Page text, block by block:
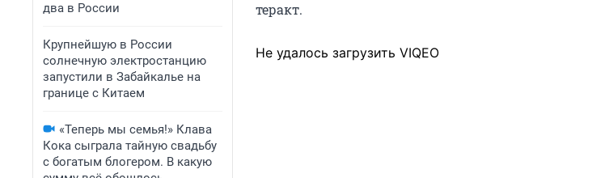
два в России
Крупнейшую в России
солнечную электростанцию
запустили в Забайкалье на
границе с Китаем
«Теперь мы семья!» Клава
Кока сыграла тайную свадьбу
с богатым блогером. В какую
теракт.
Не удалось загрузить VIQEO